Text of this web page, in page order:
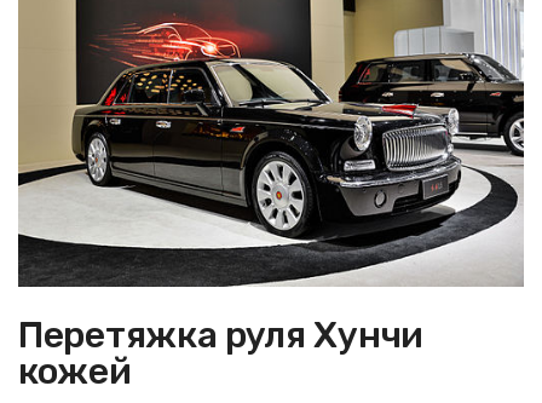
Перетяжка руля Хунчи
кожей